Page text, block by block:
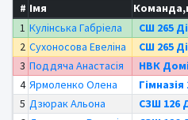
# Імя
1 Кулінська Габріела СШ 265
2 Сухоносова Евеліна СШ 265
3 Поддяча Анастасія НВК
4 Ярмоленко Олена Гімназія
5 Дзюрак Альона СЗШ 126